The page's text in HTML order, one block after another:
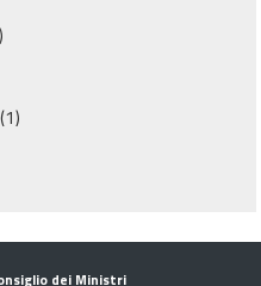
(1)
dei Ministri